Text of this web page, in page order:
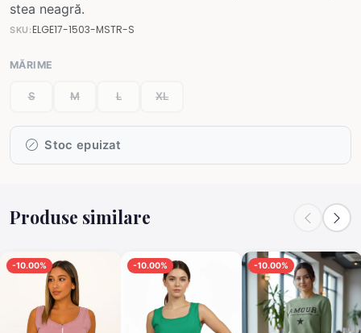
stea neagră.
SKU:ELGE17-1503-MSTR-S
MĂRIME
S M L XL
Stoc epuizat
Produse similare
-10.00% -10.00% -10.00%